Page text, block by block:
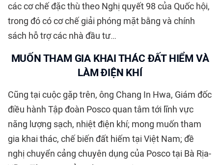
các cơ chế đặc thù theo Nghị quyết 98 của Quốc hội,
trong đó có cơ chế giải phóng mặt bằng và chính
sách hỗ trợ các nhà đầu tư…
MUỐN THAM GIA KHAI THÁC ĐẤT HIỂM VÀ
LÀM ĐIỆN KHÍ
Cũng tại cuộc gặp trên, ông Chang In Hwa, Giám đốc
điều hành Tập đoàn Posco quan tâm tới lĩnh vực
năng lượng sạch, nhiệt điện khí; mong muốn tham
gia khai thác, chế biến đất hiếm tại Việt Nam; đề
nghị chuyển cảng chuyên dụng của Posco tại Bà Rịa-